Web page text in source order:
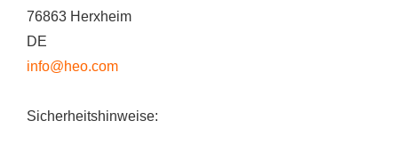
76863 Herxheim
DE
info@heo.com
Sicherheitshinweise: